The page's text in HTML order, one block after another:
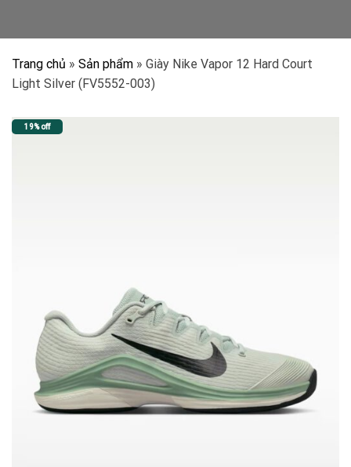
Trang chủ » Sản phẩm » Giày Nike Vapor 12 Hard Court
Light Silver (FV5552-003)
19% off